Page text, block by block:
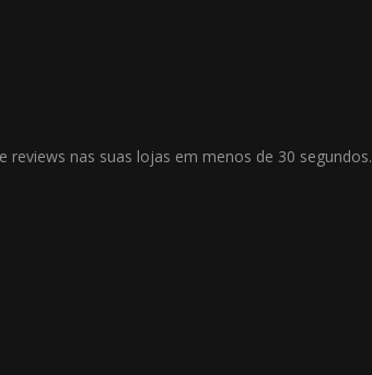
nas suas lojas em menos de 30 segundos.